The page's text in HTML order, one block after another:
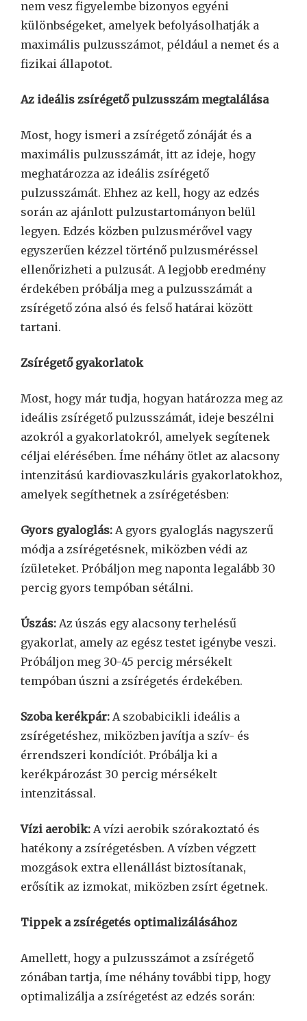
nem vesz figyelembe bizonyos egyéni
különbségeket, amelyek befolyásolhatják a
maximális pulzusszámot, például a nemet és a
fizikai állapotot.
Az ideális zsírégető pulzusszám megtalálása
Most, hogy ismeri a zsírégető zónáját és a
maximális pulzusszámát, itt az ideje, hogy
meghatározza az ideális zsírégető
pulzusszámát. Ehhez az kell, hogy az edzés
során az ajánlott pulzustartományon belül
legyen. Edzés közben pulzusmérővel vagy
egyszerűen kézzel történő pulzusméréssel
ellenőrizheti a pulzusát. A legjobb eredmény
érdekében próbálja meg a pulzusszámát a
zsírégető zóna alsó és felső határai között
tartani.
Zsírégető gyakorlatok
Most, hogy már tudja, hogyan határozza meg az
ideális zsírégető pulzusszámát, ideje beszélni
azokról a gyakorlatokról, amelyek segítenek
céljai elérésében. Íme néhány ötlet az alacsony
intenzitású kardiovaszkuláris gyakorlatokhoz,
amelyek segíthetnek a zsírégetésben:
Gyors gyaloglás: A gyors gyaloglás nagyszerű
módja a zsírégetésnek, miközben védi az
ízületeket. Próbáljon meg naponta legalább 30
percig gyors tempóban sétálni.
Úszás: Az úszás egy alacsony terhelésű
gyakorlat, amely az egész testet igénybe veszi.
Próbáljon meg 30-45 percig mérsékelt
tempóban úszni a zsírégetés érdekében.
Szoba kerékpár: A szobabicikli ideális a
zsírégetéshez, miközben javítja a szív- és
érrendszeri kondíciót. Próbálja ki a
kerékpározást 30 percig mérsékelt
intenzitással.
Vízi aerobik: A vízi aerobik szórakoztató és
hatékony a zsírégetésben. A vízben végzett
mozgások extra ellenállást biztosítanak,
erősítik az izmokat, miközben zsírt égetnek.
Tippek a zsírégetés optimalizálásához
Amellett, hogy a pulzusszámot a zsírégető
zónában tartja, íme néhány további tipp, hogy
optimalizálja a zsírégetést az edzés során: